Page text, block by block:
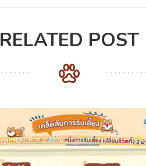
RELATED POST